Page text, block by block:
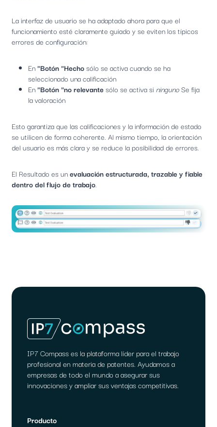
La interfaz de usuario se ha adaptado ahora para que el
funcionamiento esté claramente guiado y se eviten los típicos
errores de configuración:
En"Botón "Hechosólo se activa cuando se ha
seleccionado una calificación
En"Botón "no relevantesólo se activa si ningunoSe fija
la valoración
Esto garantiza que las calificaciones y la información de estado
se utilicen de forma coherente. Al mismo tiempo, la orientación
del usuario es más clara y se reduce la posibilidad de errores.
El Resultado es unevaluación estructurada, trazable y fiable
dentro del flujo de trabajo.
IP7 Compass es la plataforma líder para el trabajo
profesional en materia de patentes. Ayudamos a
empresas de todo el mundo a asegurar sus
innovaciones y ampliar sus ventajas competitivas.
Producto